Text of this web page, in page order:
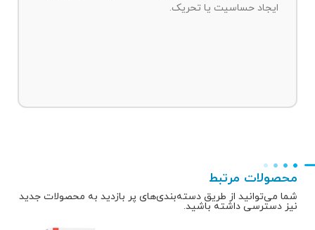
ایجاد حساسیت یا تحریک.
محصولات مرتبط
شما می‌توانید از طریق دسته‌بندی‌های پر بازدید به محصولات جدید
نیز دسترسی داشته باشید.